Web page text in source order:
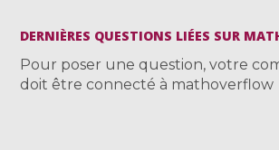
DERNIÈRES QUESTIONS LIÉES SUR
Pour poser une question, votre
doit être connecté à mathoverflow